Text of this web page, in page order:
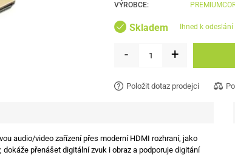
VÝROBCE:
Skladem ihned k odeslání
- +
Položit dotaz prodejci
audio/video zařízení přes moderní HDMI rozhraní, jako
dokáže přenášet digitální zvuk i obraz a podporuje digitání